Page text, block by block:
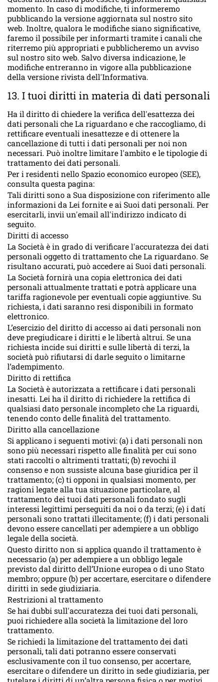
momento. In caso di modifiche, ti informeremo
pubblicando la versione aggiornata sul nostro sito
web. Inoltre, qualora le modifiche siano significative,
faremo il possibile per informarti tramite i canali che
riterremo più appropriati e pubblicheremo un avviso
sul nostro sito web. Salvo diversa indicazione, le
modifiche entreranno in vigore alla pubblicazione
della versione rivista dell'Informativa.
13. I tuoi diritti in materia di dati personali
Ha il diritto di chiedere la verifica dell'esattezza dei
dati personali che La riguardano e che raccogliamo, di
rettificare eventuali inesattezze e di ottenere la
cancellazione di tutti i dati personali per noi non
necessari. Può inoltre limitare l'ambito e le tipologie di
trattamento dei dati personali.
Per i residenti nello Spazio economico europeo (SEE),
consulta questa pagina:
Tali diritti sono a Sua disposizione con riferimento alle
informazioni da Lei fornite e ai Suoi dati personali. Per
esercitarli, invii un'email all'indirizzo indicato di
seguito.
Diritti di accesso
La Società è in grado di verificare l'accuratezza dei dati
personali oggetto di trattamento che La riguardano. Se
risultano accurati, può accedere ai Suoi dati personali.
La Società fornirà una copia elettronica dei dati
personali attualmente trattati e potrà applicare una
tariffa ragionevole per eventuali copie aggiuntive. Su
richiesta, i dati saranno resi disponibili in formato
elettronico.
L’esercizio del diritto di accesso ai dati personali non
deve pregiudicare i diritti e le libertà altrui. Se una
richiesta incide sui diritti e sulle libertà di terzi, la
società può rifiutarsi di darle seguito o limitarne
l’adempimento.
Diritto di rettifica
La Società è autorizzata a rettificare i dati personali
inesatti. Lei ha il diritto di richiedere la rettifica di
qualsiasi dato personale incompleto che La riguardi,
tenendo conto delle finalità del trattamento.
Diritto alla cancellazione
Si applicano i seguenti motivi: (a) i dati personali non
sono più necessari rispetto alle finalità per cui sono
stati raccolti o altrimenti trattati; (b) revochi il
consenso e non sussiste alcuna base giuridica per il
trattamento; (c) ti opponi in qualsiasi momento, per
ragioni legate alla tua situazione particolare, al
trattamento dei tuoi dati personali fondato sugli
interessi legittimi perseguiti da noi o da terzi; (e) i dati
personali sono trattati illecitamente; (f) i dati personali
devono essere cancellati per adempiere a un obbligo
legale della società.
Questo diritto non si applica quando il trattamento è
necessario (a) per adempiere a un obbligo legale
previsto dal diritto dell’Unione europea o di uno Stato
membro; oppure (b) per accertare, esercitare o difendere
diritti in sede giudiziaria.
Restrizioni al trattamento
Se hai dubbi sull'accuratezza dei tuoi dati personali,
puoi richiedere alla società la limitazione del loro
trattamento.
Se richiedi la limitazione del trattamento dei dati
personali, tali dati potranno essere conservati
esclusivamente con il tuo consenso, per accertare,
esercitare o difendere un diritto in sede giudiziaria, per